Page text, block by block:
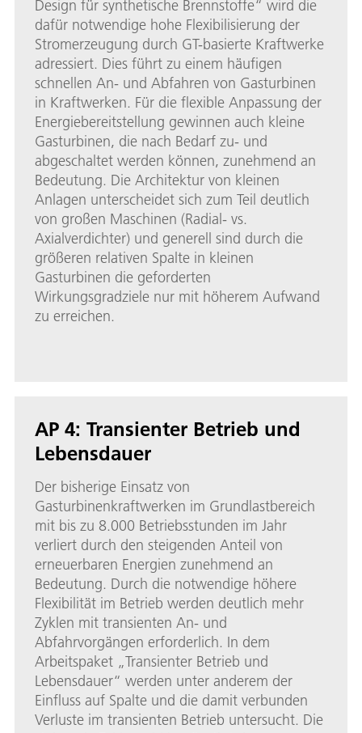
Design für synthetische Brennstoffe“ wird die
dafür notwendige hohe Flexibilisierung der
Stromerzeugung durch GT-basierte Kraftwerke
adressiert. Dies führt zu einem häufigen
schnellen An- und Abfahren von Gasturbinen
in Kraftwerken. Für die flexible Anpassung der
Energiebereitstellung gewinnen auch kleine
Gasturbinen, die nach Bedarf zu- und
abgeschaltet werden können, zunehmend an
Bedeutung. Die Architektur von kleinen
Anlagen unterscheidet sich zum Teil deutlich
von großen Maschinen (Radial- vs.
Axialverdichter) und generell sind durch die
größeren relativen Spalte in kleinen
Gasturbinen die geforderten
Wirkungsgradziele nur mit höherem Aufwand
zu erreichen.
AP 4: Transienter Betrieb und
Lebensdauer
Der bisherige Einsatz von
Gasturbinenkraftwerken im Grundlastbereich
mit bis zu 8.000 Betriebsstunden im Jahr
verliert durch den steigenden Anteil von
erneuerbaren Energien zunehmend an
Bedeutung. Durch die notwendige höhere
Flexibilität im Betrieb werden deutlich mehr
Zyklen mit transienten An- und
Abfahrvorgängen erforderlich. In dem
Arbeitspaket „Transienter Betrieb und
Lebensdauer“ werden unter anderem der
Einfluss auf Spalte und die damit verbunden
Verluste im transienten Betrieb untersucht. Die